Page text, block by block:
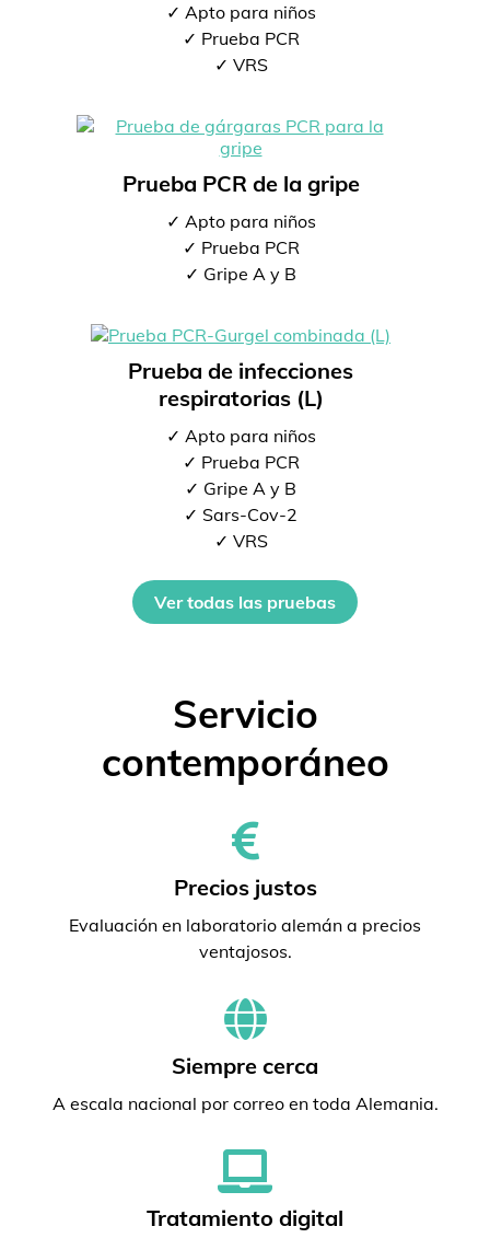
✓ Apto para niños
✓ Prueba PCR
✓ VRS
Prueba PCR de la gripe
✓ Apto para niños
✓ Prueba PCR
✓ Gripe A y B
Prueba de infecciones
respiratorias (L)
✓ Apto para niños
✓ Prueba PCR
✓ Gripe A y B
✓ Sars-Cov-2
✓ VRS
Ver todas las pruebas
Servicio
contemporáneo
Precios justos
Evaluación en laboratorio alemán a precios
ventajosos.
Siempre cerca
A escala nacional por correo en toda Alemania.
Tratamiento digital